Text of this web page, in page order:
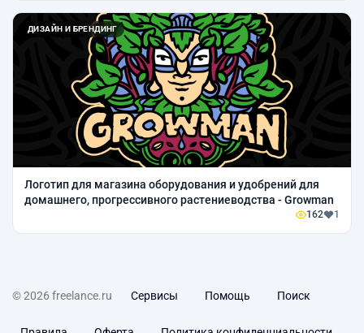
ДИЗАЙН И БРЕНДИНГ
Логотип для магазина оборудования и удобрений для
домашнего, прогрессивного растениеводства - Growman
162 1
© 2026 freelance.ru Сервисы Помощь Поиск